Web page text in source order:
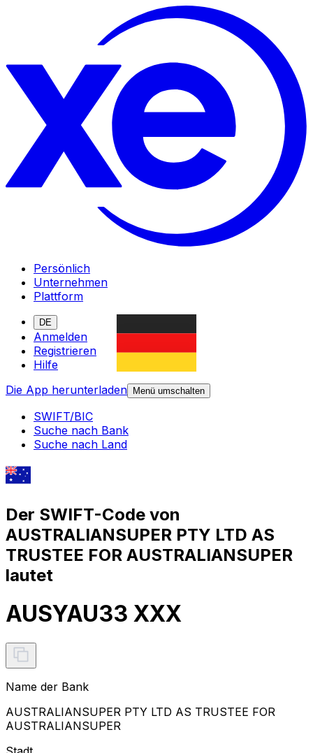
Persönlich
Unternehmen
Plattform
DE
Anmelden
Registrieren
Hilfe
Die App herunterladen
Menü umschalten
SWIFT/BIC
Suche nach Bank
Suche nach Land
Der SWIFT-Code von
AUSTRALIANSUPER PTY LTD AS
TRUSTEE FOR AUSTRALIANSUPER
lautet
AUSYAU33 XXX
Name der Bank
AUSTRALIANSUPER PTY LTD AS TRUSTEE FOR
AUSTRALIANSUPER